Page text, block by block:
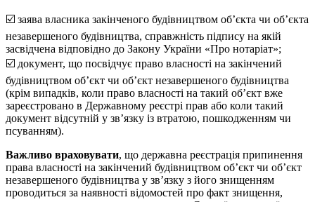
☑️ заява власника закінченого будівництвом об’єкта чи об’єкта
незавершеного будівництва, справжність підпису на якій
засвідчена відповідно до Закону України «Про нотаріат»;
☑️ документ, що посвідчує право власності на закінчений
будівництвом об’єкт чи об’єкт незавершеного будівництва
(крім випадків, коли право власності на такий об’єкт вже
зареєстровано в Державному реєстрі прав або коли такий
документ відсутній у зв’язку із втратою, пошкодженням чи
псуванням).
Важливо враховувати, що державна реєстрація припинення
права власності на закінчений будівництвом об’єкт чи об’єкт
незавершеного будівництва у зв’язку з його знищенням
проводиться за наявності відомостей про факт знищення,